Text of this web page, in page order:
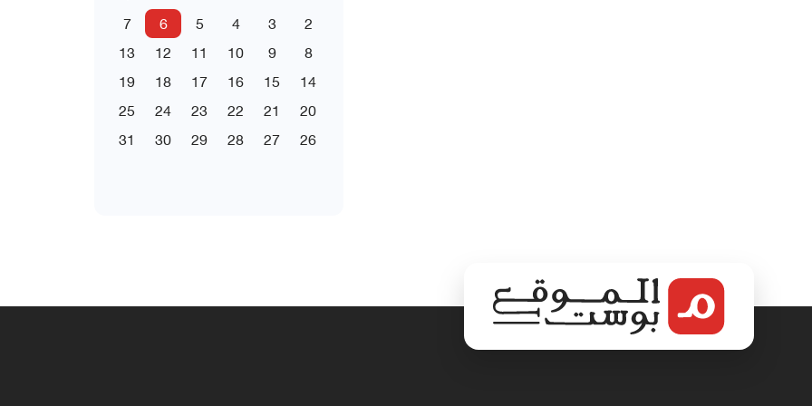
2
3
4
5
6
7
8
9
10
11
12
13
14
15
16
17
18
19
20
21
22
23
24
25
26
27
28
29
30
31